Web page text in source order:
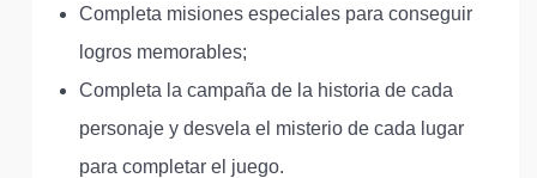
Completa misiones especiales para conseguir
logros memorables;
Completa la campaña de la historia de cada
personaje y desvela el misterio de cada lugar
para completar el juego.